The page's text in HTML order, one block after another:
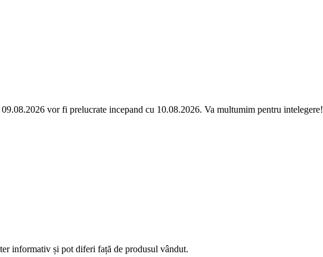
vor fi prelucrate incepand cu 10.08.2026. Va multumim pentru intelegere!
informativ și pot diferi față de produsul vândut.